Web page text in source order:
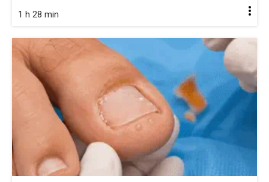
1 h 28 min